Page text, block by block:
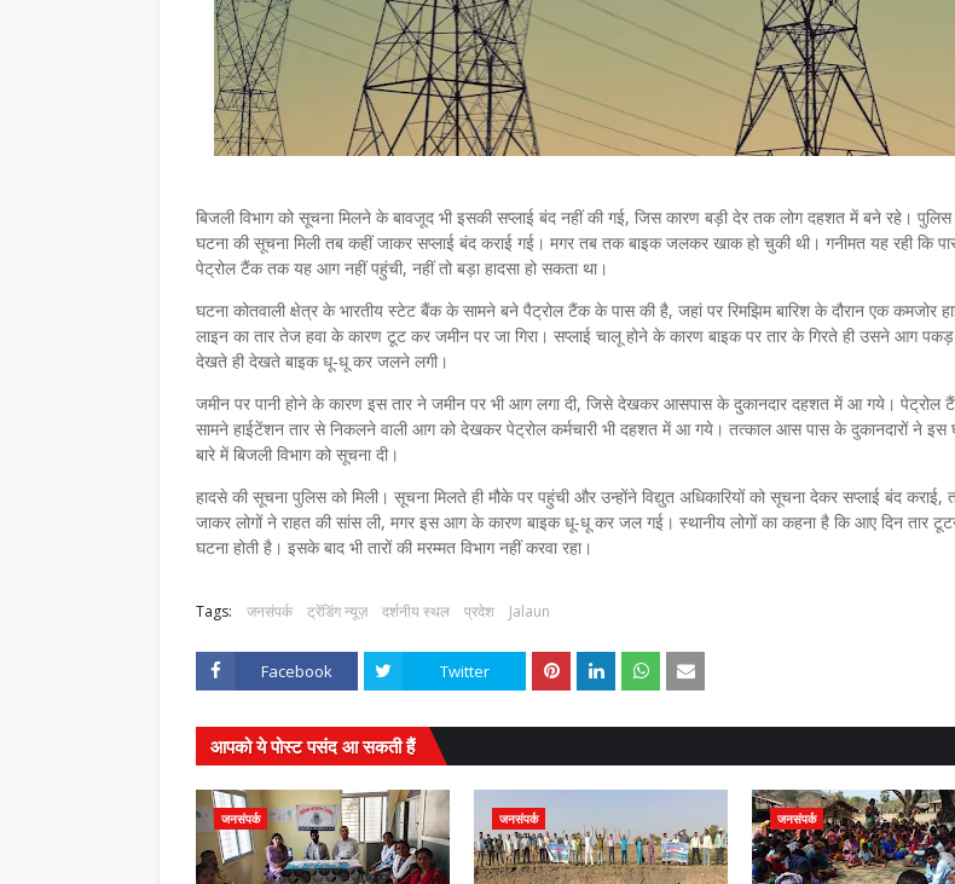
बिजली विभाग को सूचना मिलने के बावजूद भी इसकी सप्लाई बंद नहीं की गई, जिस कारण बड़ी देर तक लोग दहशत में बने रहे। पुलिस
घटना की सूचना मिली तब कहीं जाकर सप्लाई बंद कराई गई। मगर तब तक बाइक जलकर खाक हो चुकी थी। गनीमत यह रही कि
पेट्रोल टैंक तक यह आग नहीं पहुंची, नहीं तो बड़ा हादसा हो सकता था।
घटना कोतवाली क्षेत्र के भारतीय स्टेट बैंक के सामने बने पैट्रोल टैंक के पास की है, जहां पर रिमझिम बारिश के दौरान एक कमजोर
लाइन का तार तेज हवा के कारण टूट कर जमीन पर जा गिरा। सप्लाई चालू होने के कारण बाइक पर तार के गिरते ही उसने आग
देखते ही देखते बाइक धू-धू कर जलने लगी।
जमीन पर पानी होने के कारण इस तार ने जमीन पर भी आग लगा दी, जिसे देखकर आसपास के दुकानदार दहशत में आ गये। पेट्रोल
सामने हाईटेंशन तार से निकलने वाली आग को देखकर पेट्रोल कर्मचारी भी दहशत में आ गये। तत्काल आस पास के दुकानदारों ने इस
बारे में बिजली विभाग को सूचना दी।
हादसे की सूचना पुलिस को मिली। सूचना मिलते ही मौके पर पहुंची और उन्होंने विद्युत अधिकारियों को सूचना देकर सप्लाई बंद कराई,
जाकर लोगों ने राहत की सांस ली, मगर इस आग के कारण बाइक धू-धू कर जल गई। स्थानीय लोगों का कहना है कि आए दिन तार
घटना होती है। इसके बाद भी तारों की मरम्मत विभाग नहीं करवा रहा।
Tags: जनसंपर्क ट्रेंडिंग न्यूज़ दर्शनीय स्थल प्रदेश Jalaun
Facebook Twitter
आपको ये पोस्ट पसंद आ सकती हैं
जनसंपर्क जनसंपर्क जनसंपर्क